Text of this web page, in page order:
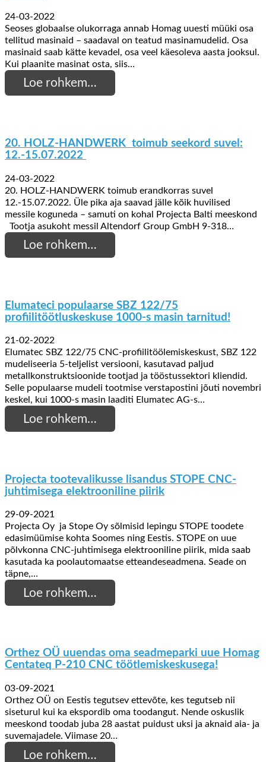
24-03-2022
Seoses globaalse olukorraga annab Homag uuesti müüki osa
tellitud masinaid – saadaval on teatud masinamudelid. Osa
masinaid saab kätte kevadel, osa veel käesoleva aasta jooksul.
Kui plaanite masinat osta, siis…
Loe rohkem…
20. HOLZ-HANDWERK toimub seekord suvel:
12.-15.07.2022
24-03-2022
20. HOLZ-HANDWERK toimub erandkorras suvel
12.-15.07.2022. Üle pika aja saavad jälle kõik huvilised
messile koguneda – samuti on kohal Projecta Balti meeskond
Tootja asukoht messil Altendorf Group GmbH 9-318…
Loe rohkem…
Elumateci populaarse SBZ 122/75
profiilitöötluskeskuse 1000-s masin tarnitud!
21-02-2022
Elumatec SBZ 122/75 CNC-profiilitöölemiskeskust, SBZ 122
mudeliseeria 5-teljelist versiooni, kasutavad paljud
metallkonstruktsioonide tootjad ja tööstussektori kliendid.
Selle populaarse mudeli tootmise verstapostini jõuti novembri
keskel, kui 1000-s masin laaditi Elumatec AG-s…
Loe rohkem…
Projecta tootevalikusse lisandus STOPE CNC-
juhtimisega elektrooniline piirik
29-09-2021
Projecta Oy ja Stope Oy sõlmisid lepingu STOPE toodete
edasimüümise kohta Soomes ning Eestis. STOPE on uue
põlvkonna CNC-juhtimisega elektrooniline piirik, mida saab
kasutada ka poolautomaatse etteandeseadmena. Seade on
täpne,…
Loe rohkem…
Orthez OÜ uuendas oma seadmeparki uue Homag
Centateq P-210 CNC töötlemiskeskusega!
03-09-2021
Orthez OÜ on Eestis tegutsev ettevõte, kes tegutseb nii
siseturul kui ka ekspordib oma toodangut. Nende oskuslik
meeskond toodab juba 28 aastat puidust uksi ja aknaid aia- ja
suvemajadele. Viimase 20…
Loe rohkem…